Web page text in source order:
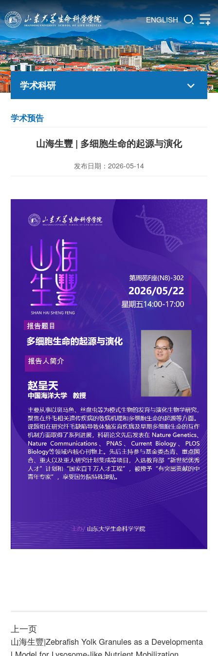
ENGLISH
学术科研
学术预告
山海生豐 | 多细胞生命的起源与演化
发布日期：2026-05-14
上一页
山海生豐|Zebrafish Yolk Granules as a Developmenta